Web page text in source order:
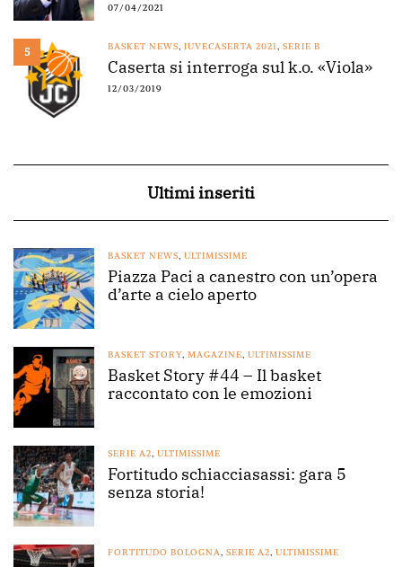
07/04/2021
5 BASKET NEWS, JUVECASERTA 2021, SERIE B
Caserta si interroga sul k.o. «Viola»
12/03/2019
Ultimi inseriti
BASKET NEWS, ULTIMISSIME
Piazza Paci a canestro con un’opera
d’arte a cielo aperto
BASKET STORY, MAGAZINE, ULTIMISSIME
Basket Story #44 – Il basket
raccontato con le emozioni
SERIE A2, ULTIMISSIME
Fortitudo schiacciasassi: gara 5
senza storia!
FORTITUDO BOLOGNA, SERIE A2, ULTIMISSIME